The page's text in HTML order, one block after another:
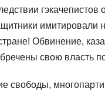
имитировали
Обвинение,
свою власть
свободы,